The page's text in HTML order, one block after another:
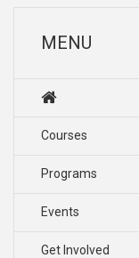
MENU
Courses
Programs
Events
Get Involved